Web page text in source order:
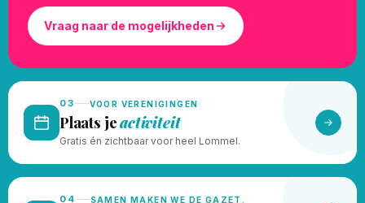
Vraag naar de mogelijkheden
03 VOOR VERENIGINGEN
Plaats jeactiviteit
Gratis én zichtbaar voor heel Lommel.
04 SAMEN MAKEN WE DE GAZET.